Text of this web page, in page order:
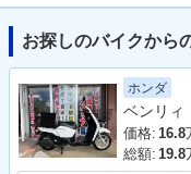
2015年 BENLY 11
0・マイナーチェン
ジ
お探しのバイクから
ホンダ
価格: 16.8
総額: 19.8